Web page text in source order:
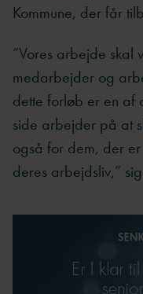
Kommune, der får
”Vores arbejde
medarbejder og
dette forløb er en af
side arbejder på at
også for dem, der
deres arbejdsliv,”